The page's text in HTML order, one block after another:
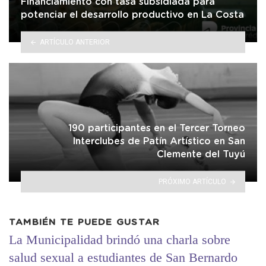
Financiamiento con tasa subsidiada para
potenciar el desarrollo productivo en La Costa
ARTÍCULO ANTERIOR
190 participantes en el Tercer Torneo
Interclubes de Patín Artístico en San
Clemente del Tuyú
PRÓXIMO ARTÍCULO
TAMBIÉN TE PUEDE GUSTAR
La Municipalidad brindó una charla sobre
salud sexual a estudiantes de San Bernardo